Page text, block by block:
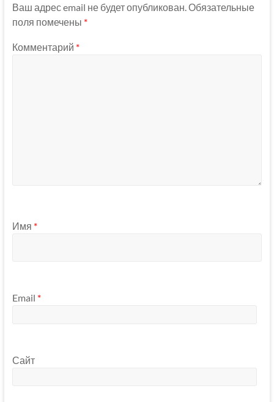
Ваш адрес email не будет опубликован. Обязательные
поля помечены *
Комментарий *
Имя *
Email *
Сайт